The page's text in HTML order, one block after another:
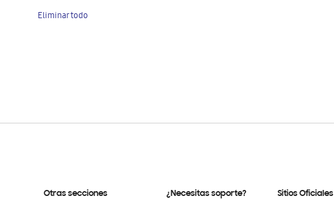
Eliminar todo
Otras secciones ¿Necesitas soporte? Sitios Oficiales